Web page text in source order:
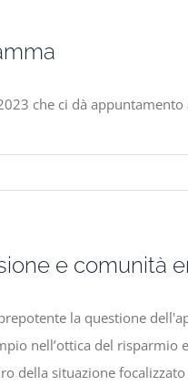
che ci dà
e comunità
la questione
nell’ottica del
della situazione